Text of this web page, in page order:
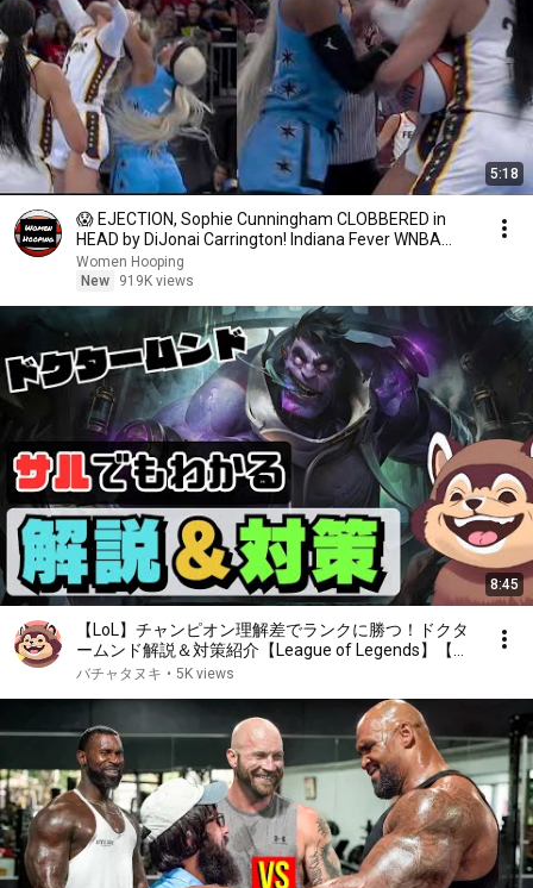
5:18
😱 EJECTION, Sophie Cunningham CLOBBERED in
HEAD by DiJonai Carrington! Indiana Fever WNBA
basketball
Women Hooping
New
919K views
8:45
【LoL】チャンピオン理解差でランクに勝つ！ドクタ
ームンド解説＆対策紹介【League of Legends】【初
心者】
バチャタヌキ • 5K views